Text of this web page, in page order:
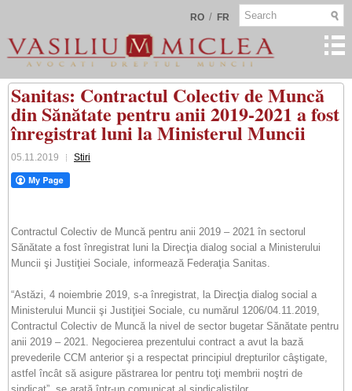
RO / FR
Sanitas: Contractul Colectiv de Muncă
din Sănătate pentru anii 2019-2021 a fost
înregistrat luni la Ministerul Muncii
05.11.2019 Stiri
Contractul Colectiv de Muncă pentru anii 2019 – 2021 în sectorul
Sănătate a fost înregistrat luni la Direcţia dialog social a Ministerului
Muncii şi Justiţiei Sociale, informează Federaţia Sanitas.
“Astăzi, 4 noiembrie 2019, s-a înregistrat, la Direcţia dialog social a
Ministerului Muncii şi Justiţiei Sociale, cu numărul 1206/04.11.2019,
Contractul Colectiv de Muncă la nivel de sector bugetar Sănătate pentru
anii 2019 – 2021. Negocierea prezentului contract a avut la bază
prevederile CCM anterior şi a respectat principiul drepturilor câştigate,
astfel încât să asigure păstrarea lor pentru toţi membrii noştri de